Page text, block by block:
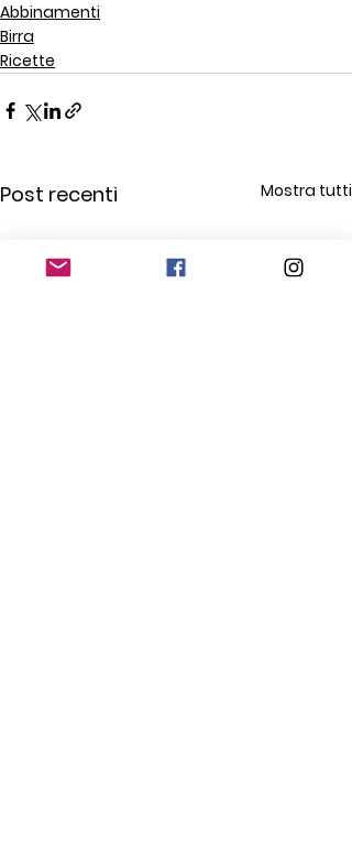
Abbinamenti
Birra
Ricette
Post recenti Mostra tutti